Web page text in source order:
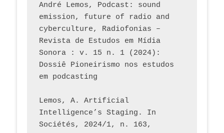
André Lemos, Podcast: sound
emission, future of radio and
cyberculture, Radiofonias –
Revista de Estudos em Mídia
Sonora : v. 15 n. 1 (2024):
Dossiê Pioneirismo nos estudos
em podcasting
Lemos, A. Artificial
Intelligence’s Staging. In
Sociétés, 2024/1, n. 163,